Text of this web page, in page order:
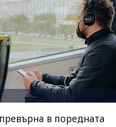
в поредната